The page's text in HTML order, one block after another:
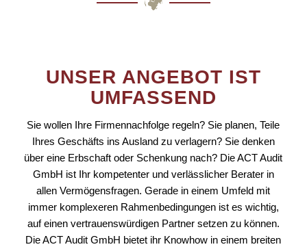
UNSER ANGEBOT IST
UMFASSEND
Sie wollen Ihre Firmennachfolge regeln? Sie planen, Teile
Ihres Geschäfts ins Ausland zu verlagern? Sie denken
über eine Erbschaft oder Schenkung nach? Die ACT Audit
GmbH ist Ihr kompetenter und verlässlicher Berater in
allen Vermögensfragen. Gerade in einem Umfeld mit
immer komplexeren Rahmenbedingungen ist es wichtig,
auf einen vertrauenswürdigen Partner setzen zu können.
Die ACT Audit GmbH bietet ihr Knowhow in einem breiten